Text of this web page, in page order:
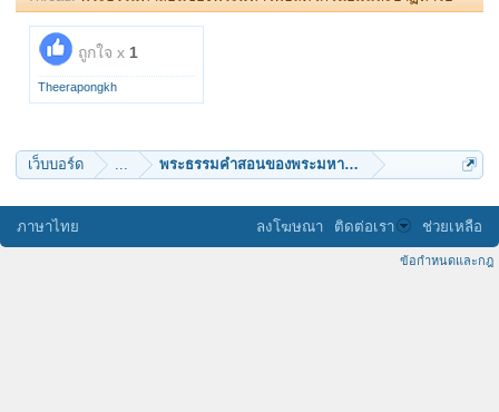
ถูกใจ x 1
Theerapongkh
เว็บบอร์ด ... พระธรรมคำสอนของพระมหาโพธิสัตว์กวนอิมและปาฏิ
ภาษาไทย ลงโฆษณา ติดต่อเรา ช่วยเหลือ
ข้อกำหนดและกฎ